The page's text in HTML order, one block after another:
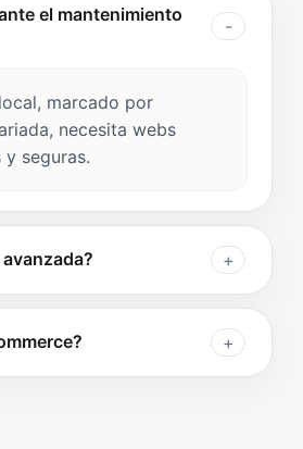
el mantenimiento
marcado por
necesita webs
y seguras.